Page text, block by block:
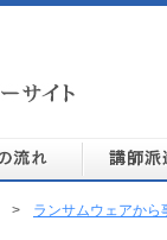
>
ランサムウェアから